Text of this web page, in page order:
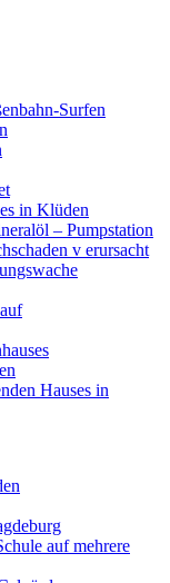
Surfen
in Klüden
– Pumpstation
v erursacht
Hauses in
auf mehrere